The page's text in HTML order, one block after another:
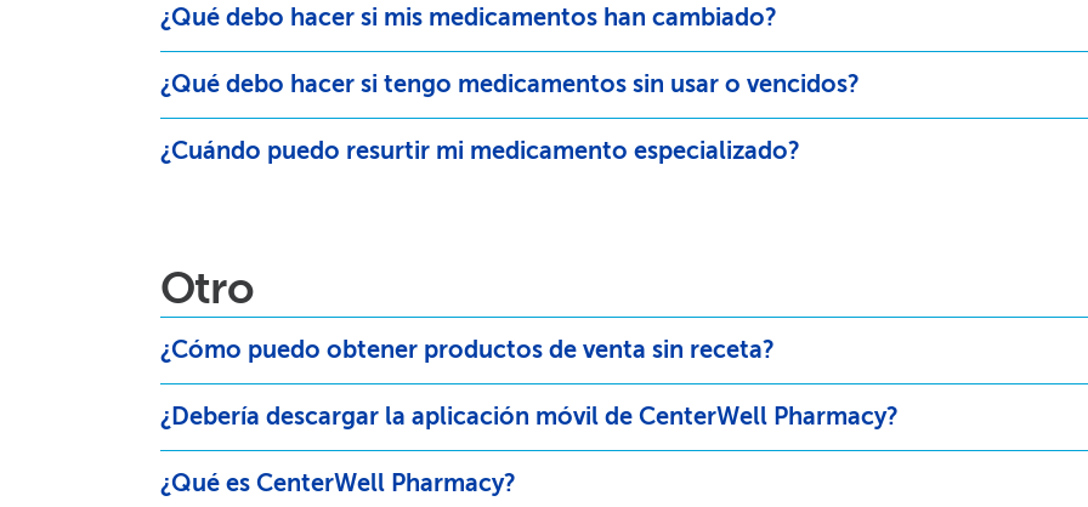
¿Qué debo hacer si mis medicamentos han cambiado?​​
¿Qué debo hacer si tengo medicamentos sin usar o vencidos?​​
¿Cuándo puedo resurtir mi medicamento especializado?​​
Otro​​
¿Cómo puedo obtener productos de venta sin receta?​​
¿Debería descargar la aplicación móvil de CenterWell Pharmacy?​​
¿Qué es CenterWell Pharmacy?​​